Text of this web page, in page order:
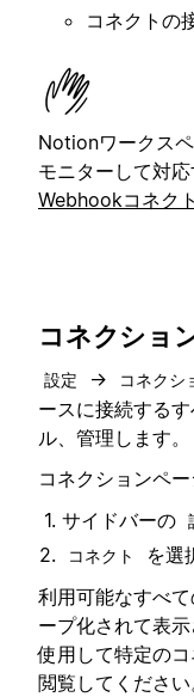
コネクトの
Notionワークス
モニターして対
Webhookコネクト
コネクショ
設定 → コネクシ
ースに接続する
ル、管理します。
コネクションペー
サイドバーの
コネクト
を選
利用可能なすべ
ープ化されて表
使用して特定の
閲覧してください